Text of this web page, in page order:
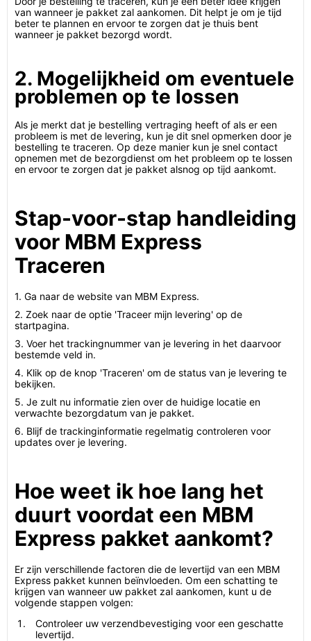
van wanneer je pakket zal aankomen. Dit helpt je om je tijd
beter te plannen en ervoor te zorgen dat je thuis bent
wanneer je pakket bezorgd wordt.
2. Mogelijkheid om eventuele
problemen op te lossen
Als je merkt dat je bestelling vertraging heeft of als er een
probleem is met de levering, kun je dit snel opmerken door je
bestelling te traceren. Op deze manier kun je snel contact
opnemen met de bezorgdienst om het probleem op te lossen
en ervoor te zorgen dat je pakket alsnog op tijd aankomt.
Stap-voor-stap handleiding
voor MBM Express
Traceren
1. Ga naar de website van MBM Express.
2. Zoek naar de optie 'Traceer mijn levering' op de
startpagina.
3. Voer het trackingnummer van je levering in het daarvoor
bestemde veld in.
4. Klik op de knop 'Traceren' om de status van je levering te
bekijken.
5. Je zult nu informatie zien over de huidige locatie en
verwachte bezorgdatum van je pakket.
6. Blijf de trackinginformatie regelmatig controleren voor
updates over je levering.
Hoe weet ik hoe lang het
duurt voordat een MBM
Express pakket aankomt?
Er zijn verschillende factoren die de levertijd van een MBM
Express pakket kunnen beïnvloeden. Om een schatting te
krijgen van wanneer uw pakket zal aankomen, kunt u de
volgende stappen volgen:
Controleer uw verzendbevestiging voor een geschatte
levertijd.